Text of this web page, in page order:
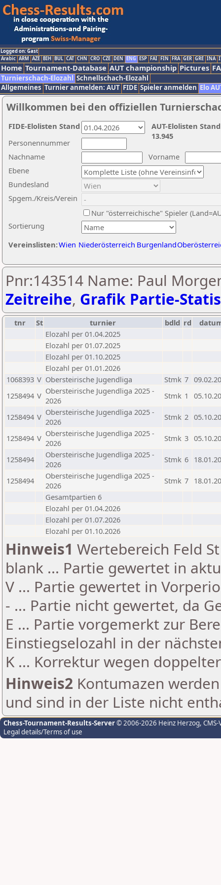
Logged on: Gast
Arabic ARM AZE BIH BUL CAT CHN CRO CZE DEN ENG ESP FAI FIN FRA GER GRE INA
Home Tournament-Database AUT championship Pictures
Turnierschach-Elozahl Schnellschach-Elozahl
Allgemeines Turnier anmelden: AUT FIDE Spieler anmelden Elo
Willkommen bei den offiziellen
Nachname
Vorname
Ebene
Sortierung
Personennummer
Bundesland
Spgem./Kreis/Verein
Nur "österreichische" Spieler
Vereinslisten:Wien Niederösterreich Burgenland
AUT-Elolisten
13.945
FIDE-Elolisten Stand
Pnr:143514 Name: Paul
Zeitreihe, Grafik Partie-
tnr St turnier bdld rd
Elozahl per 01.04.2025
Elozahl per 01.07.2025
Elozahl per 01.10.2025
Elozahl per 01.01.2026
1068393 V Obersteirische Jugendliga Stmk 7
1258494 V Obersteirische Jugendliga 2025 -
2026
Stmk 1
1258494 V Obersteirische Jugendliga 2025 -
2026
Stmk 2
1258494 V Obersteirische Jugendliga 2025 -
2026
Stmk 3
1258494
Obersteirische Jugendliga 2025 -
2026
Stmk 6
1258494
Obersteirische Jugendliga 2025 -
2026
Stmk 7
Gesamtpartien 6
Elozahl per 01.04.2026
Elozahl per 01.07.2026
Elozahl per 01.10.2026
Hinweis1 Wertebereich Feld
blank ... Partie gewertet in
V ... Partie gewertet in
- ... Partie nicht gewertet, da
E ... Partie vorgemerkt zur
Einstiegselozahl in der
K ... Korrektur wegen
Hinweis2 Kontumazen
und sind in der Liste nicht
Chess-Tournament-Results-Server© 2006-2026 Heinz Herzog,
Legal details/Terms of use